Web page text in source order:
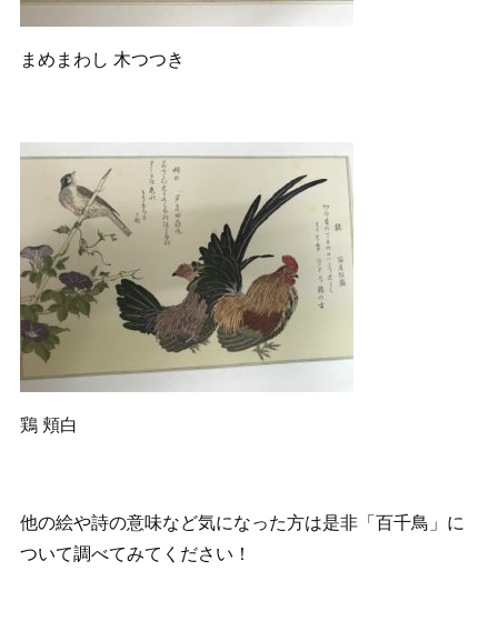
まめまわし 木つつき
鶏 頬白
他の絵や詩の意味など気になった方は是非「百千鳥」に
ついて調べてみてください！